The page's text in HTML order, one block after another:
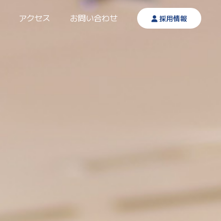
アクセス お問い合わせ 採用情報